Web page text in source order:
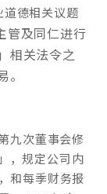
道德相关议题
管及同仁进行
相关法令之
。
九次董事会修
，规定公司内
和每季财务报